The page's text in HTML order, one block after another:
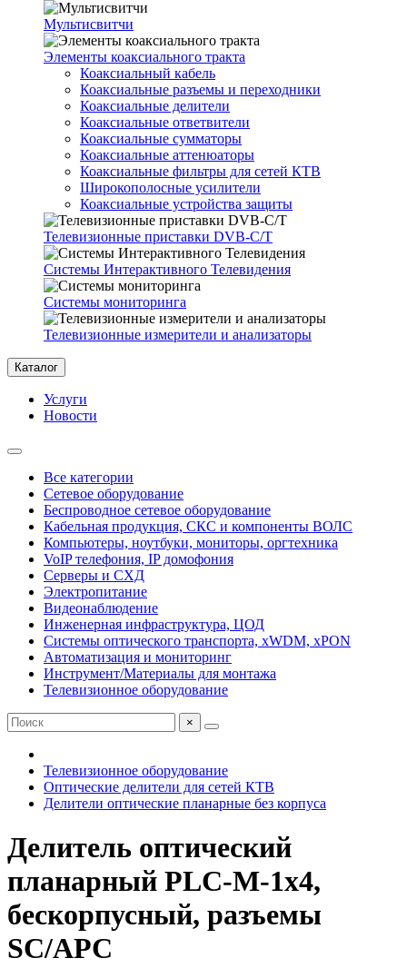
Мультисвитчи
Элементы коаксиального тракта
Коаксиальный кабель
Коаксиальные разъемы и переходники
Коаксиальные делители
Коаксиальные ответвители
Коаксиальные сумматоры
Коаксиальные аттенюаторы
Коаксиальные фильтры для сетей КТВ
Широкополосные усилители
Коаксиальные устройства защиты
Телевизионные приставки DVB-C/T
Системы Интерактивного Телевидения
Системы мониторинга
Телевизионные измерители и анализаторы
Каталог
Услуги
Новости
Все категории
Сетевое оборудование
Беспроводное сетевое оборудование
Кабельная продукция, СКС и компоненты ВОЛС
Компьютеры, ноутбуки, мониторы, оргтехника
VoIP телефония, IP домофония
Серверы и СХД
Электропитание
Видеонаблюдение
Инженерная инфраструктура, ЦОД
Системы оптического транспорта, xWDM, xPON
Автоматизация и мониторинг
Инструмент/Материалы для монтажа
Телевизионное оборудование
×
Телевизионное оборудование
Оптические делители для сетей КТВ
Делители оптические планарные без корпуса
Делитель оптический
планарный PLC-M-1x4,
бескорпусный, разъемы
SC/APC